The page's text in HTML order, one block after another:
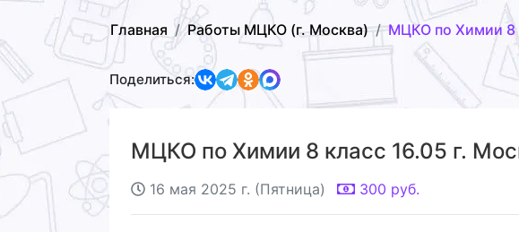
Главная Работы МЦКО (г. Москва) МЦКО по Химии 8
Поделиться:
МЦКО по Химии 8 класс 16.05 г.
16 мая 2025 г. (Пятница) 300 руб.